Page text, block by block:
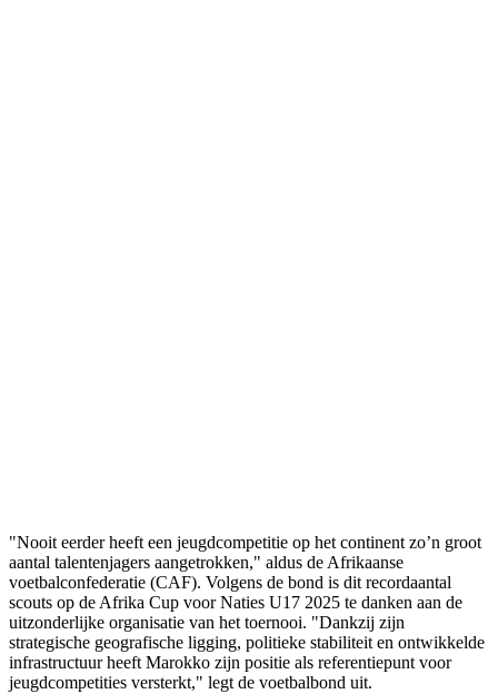
"Nooit eerder heeft een jeugdcompetitie op het continent zo’n groot
aantal talentenjagers aangetrokken," aldus de Afrikaanse
voetbalconfederatie (CAF). Volgens de bond is dit recordaantal
scouts op de Afrika Cup voor Naties U17 2025 te danken aan de
uitzonderlijke organisatie van het toernooi. "Dankzij zijn
strategische geografische ligging, politieke stabiliteit en ontwikkelde
infrastructuur heeft Marokko zijn positie als referentiepunt voor
jeugdcompetities versterkt," legt de voetbalbond uit.